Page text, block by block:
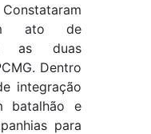
ato de
as duas
Dentro
integração
batalhão e
para